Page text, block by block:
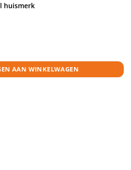
huismerk
aantal
AAN WINKELWAGEN